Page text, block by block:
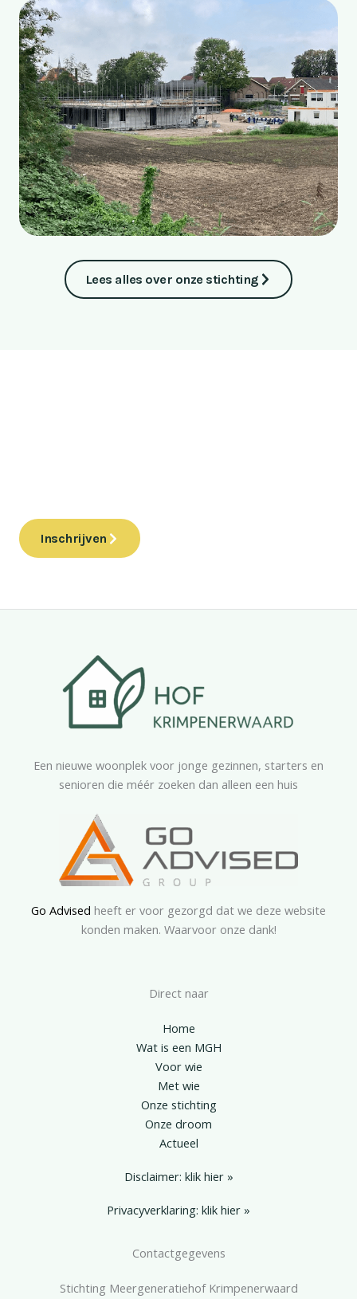
Lees alles over onze stichting
Inschrijven
Een nieuwe woonplek voor jonge gezinnen, starters en
senioren die méér zoeken dan alleen een huis
Go Advised heeft er voor gezorgd dat we deze website
konden maken. Waarvoor onze dank!
Direct naar
Home
Wat is een MGH
Voor wie
Met wie
Onze stichting
Onze droom
Actueel
Disclaimer: klik hier »
Privacyverklaring: klik hier »
Contactgegevens
Stichting Meergeneratiehof Krimpenerwaard